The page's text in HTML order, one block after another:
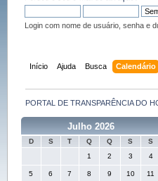
Login com nome de usuário, senha e
Início Ajuda Busca Calendário
PORTAL DE TRANSPARÊNCIA DO
Julho 2026
D S T Q Q S
S
1
2 3 4
5 6 7 8 9 10 11